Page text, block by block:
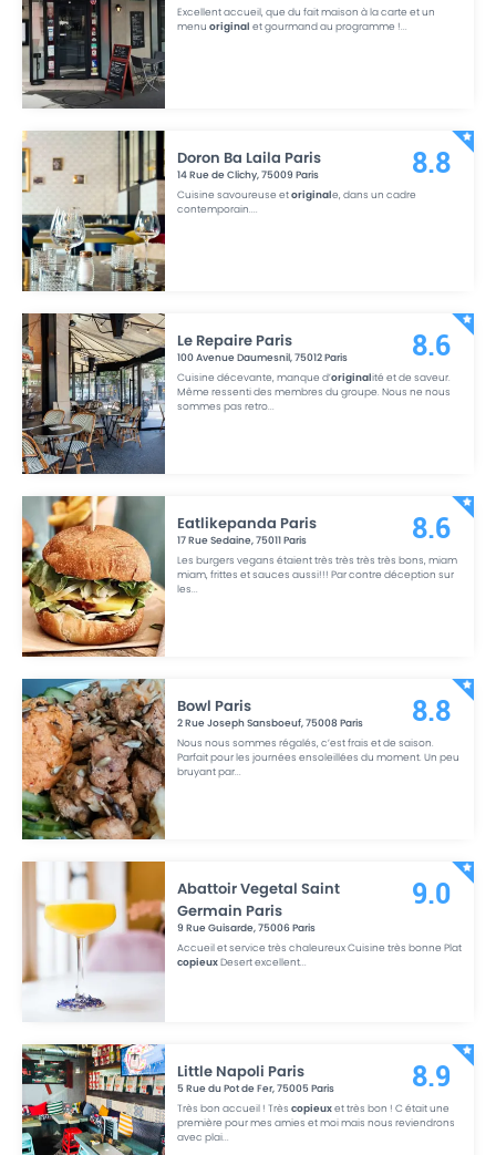
Excellent accueil, que du fait maison à la carte et un
menuoriginal et gourmand au programme !...
Doron Ba Laila Paris
14 Rue de Clichy,75009 Paris
Cuisine savoureuse etoriginale, dans un cadre
contemporain....
8.8
Le Repaire Paris
100 Avenue Daumesnil,75012Paris
Cuisine décevante, manque d’originalité et de saveur.
Même ressenti des membres du groupe. Nous ne nous
sommes pas retro...
8.6
Eatlikepanda Paris
17 Rue Sedaine,75011Paris
Les burgers vegans étaient très très très très bons, miam
miam, frittes et sauces aussi!!! Par contre déception sur
les...
8.6
Bowl Paris
2 Rue Joseph Sansboeuf,75008 Paris
Nous nous sommes régalés, c’est frais et de saison.
Parfait pour les journées ensoleillées du moment. Un peu
bruyant par...
8.8
Abattoir Vegetal Saint
Germain Paris
9 Rue Guisarde,75006Paris
Accueil et service très chaleureux Cuisine très bonne Plat
copieuxDesert excellent...
9.0
Little Napoli Paris
5 Rue du Pot de Fer,75005Paris
Très bon accueil ! Trèscopieuxet très bon ! C était une
première pour mes amies et moi mais nous reviendrons
avec plai...
8.9